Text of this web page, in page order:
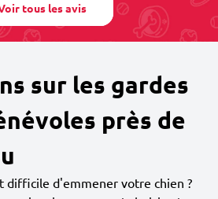
tous les avis
sur les gardes
près de
difficile d'emmener votre chien ?